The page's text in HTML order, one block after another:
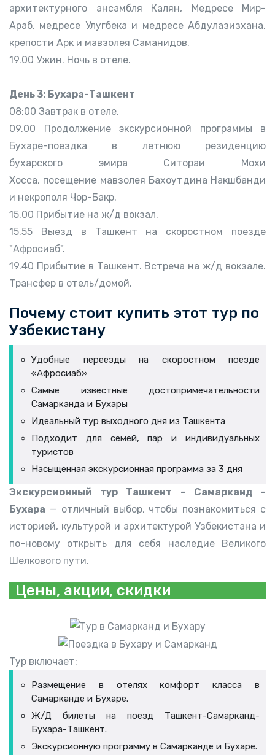
архитектурного ансамбля Калян, Медресе Мир-
Араб, медресе Улугбека и медресе Абдулазизхана,
крепости Арк и мавзолея Саманидов.
19.00 Ужин. Ночь в отеле.
День 3: Бухара-Ташкент
08:00 Завтрак в отеле.
09.00 Продолжение экскурсионной программы в
Бухаре-поездка в летнюю резиденцию
бухарского эмира Ситораи Мохи
Хосса, посещение мавзолея Бахоутдина Накшбанди
и некрополя Чор-Бакр.
15.00 Прибытие на ж/д вокзал.
15.55 Выезд в Ташкент на скоростном поезде
"Афросиаб".
19.40 Прибытие в Ташкент. Встреча на ж/д вокзале.
Трансфер в отель/домой.
Почему стоит купить этот тур по
Узбекистану
Удобные переезды на скоростном поезде
«Афросиаб»
Самые известные достопримечательности
Самарканда и Бухары
Идеальный тур выходного дня из Ташкента
Подходит для семей, пар и индивидуальных
туристов
Насыщенная экскурсионная программа за 3 дня
Экскурсионный тур Ташкент – Самарканд –
Бухара — отличный выбор, чтобы познакомиться с
историей, культурой и архитектурой Узбекистана и
по-новому открыть для себя наследие Великого
Шелкового пути.
Цены, акции, скидки
Тур включает:
Размещение в отелях комфорт класса в
Самарканде и Бухаре.
Ж/Д билеты на поезд Ташкент-Самарканд-
Бухара-Ташкент.
Экскурсионную программу в Самарканде и Бухаре.